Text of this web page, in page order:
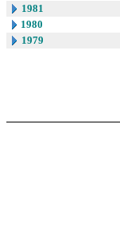
1981
1980
1979